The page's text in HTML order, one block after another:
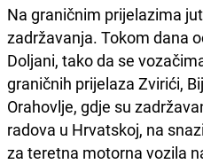
Na graničnim prijelazima
zadržavanja. Tokom dana
Doljani, tako da se
graničnih prijelaza Zvirići,
Orahovlje, gdje su
radova u Hrvatskoj, na
za teretna motorna vozila